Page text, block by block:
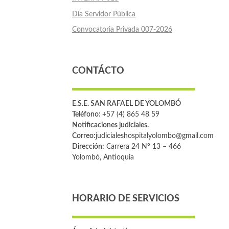
Día Servidor Pública
Convocatoria Privada 007-2026
CONTÁCTO
E.S.E. SAN RAFAEL DE YOLOMBÓ
Teléfono: +57 (4) 865 48 59
Notificaciones judiciales.
Correo:judicialeshospitalyolombo@gmail.com
Dirección: Carrera 24 Nº 13 – 466
Yolombó, Antioquia
HORARIO DE SERVICIOS